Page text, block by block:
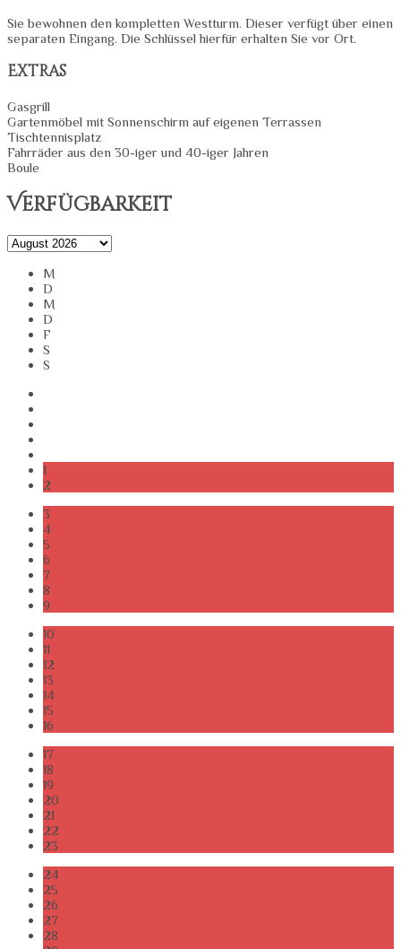
Sie bewohnen den kompletten Westturm. Dieser verfügt über einen
separaten Eingang. Die Schlüssel hierfür erhalten Sie vor Ort.
Extras
Gasgrill
Gartenmöbel mit Sonnenschirm auf eigenen Terrassen
Tischtennisplatz
Fahrräder aus den 30-iger und 40-iger Jahren
Boule
Verfügbarkeit
M
D
M
D
F
S
S
1
2
3
4
5
6
7
8
9
10
11
12
13
14
15
16
17
18
19
20
21
22
23
24
25
26
27
28